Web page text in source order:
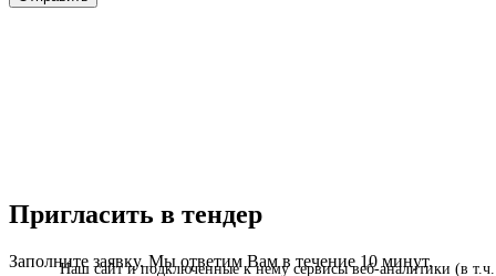
Наш сайт и подключенные к нему сервисы веб-аналитики (в т.ч.
Пригласить в тендер
Заполните заявку. Мы ответим Вам в течение 10 минут.